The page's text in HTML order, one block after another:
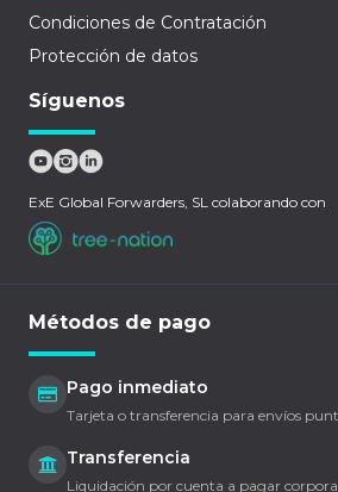
Condiciones de Contratación
Protección de datos
Síguenos
ExE Global Forwarders, SL colaborando con
Métodos de pago
Pago inmediato
Tarjeta o transferencia para envíos
Transferencia
Liquidación por cuenta a pagar